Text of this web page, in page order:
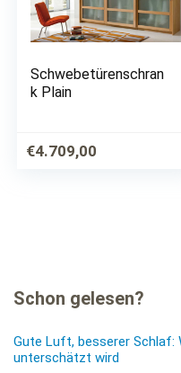
Schwebetürenschran
k Plain
€4.709,00
Schon gelesen?
Gute Luft, besserer Schlaf:
unterschätzt wird